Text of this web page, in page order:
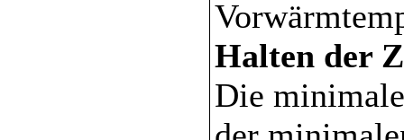
Halten der
Die